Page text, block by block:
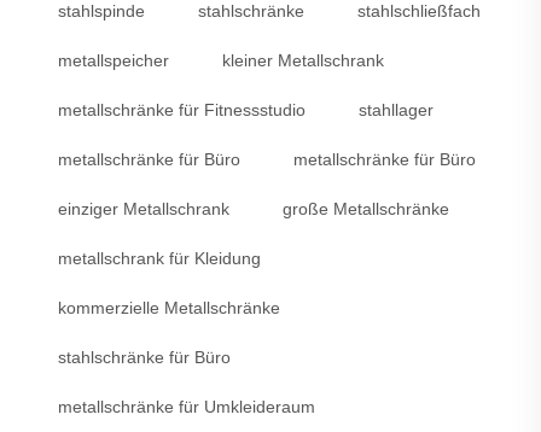
stahlspinde stahlschränke stahlschließfach
metallspeicher kleiner Metallschrank
metallschränke für Fitnessstudio stahllager
metallschränke für Büro metallschränke für Büro
einziger Metallschrank große Metallschränke
metallschrank für Kleidung
kommerzielle Metallschränke
stahlschränke für Büro
metallschränke für Umkleideraum